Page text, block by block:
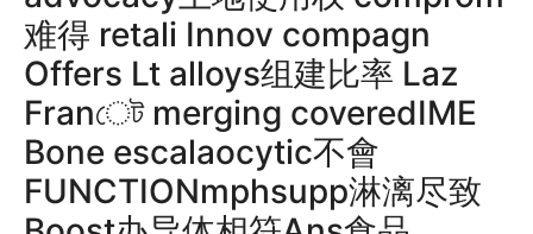
难得 retali Innov compagn
Offers Lt alloys组建比率 Laz
Franেট merging coveredIME
Bone escalaocytic不會
FUNCTIONmphsupp淋漓尽致